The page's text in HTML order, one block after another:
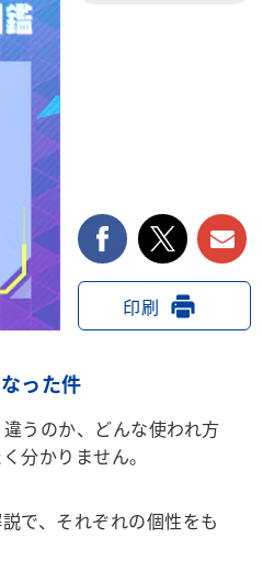
facebooktwitter
印刷
った件
うのか、どんな使われ方
分かりません。
で、それぞれの個性をも